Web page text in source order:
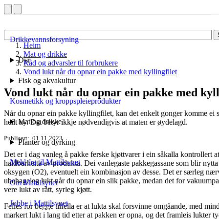
Drikkevannsforsyning
Dyr
Fisk og akvakultur
Kosmetikk og kroppspleieprodukter
Mat og drikke
Planter og dyrking
Meld fra til Mattilsynet
Om Mattilsynet
Jobbe i Mattilsynet
Heim
Mat og drikke
Råd og advarsler til forbrukere
Vond lukt når du opnar ein pakke med kyllingfilet
Vond lukt når du opnar ein pakke med
Når du opnar ein pakke kyllingfilet, kan det enkelt gonger komme
heilt ny. Det betyr ikkje nødvendigvis at maten er øydelagd.
Publisert 01.11.2023
Det er i dag vanleg å pakke ferske kjøttvarer i ein såkalla kontrollert
haldbarheita av produkta. Dei vanlegaste pakkegassane som blir
oksygen (O2), eventuelt ein kombinasjon av desse. Det er særleg
ubehageleg lukt når du opnar ein slik pakke, medan det for
vere lukt av rått, syrleg kjøtt.
Felles for begge tilfella er at lukta skal forsvinne omgåande, med
markert lukt i lang tid etter at pakken er opna, og det framleis lukter